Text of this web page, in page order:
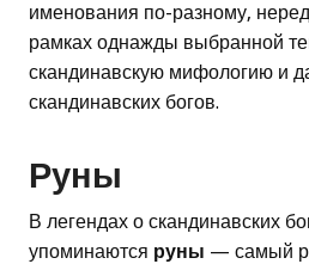
именования по-разному,
рамках однажды выбранной
скандинавскую мифологию и
скандинавских богов.
Руны
В легендах о скандинавских
упоминаются руны — самый